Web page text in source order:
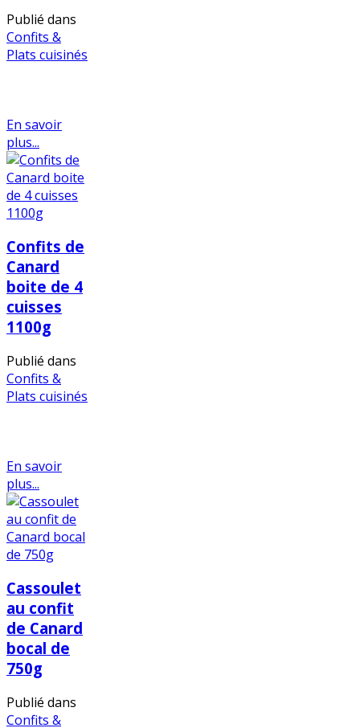
Publié dans
Confits &
Plats cuisinés
En savoir
plus...
Confits de
Canard
boite de 4
cuisses
1100g
Publié dans
Confits &
Plats cuisinés
En savoir
plus...
Cassoulet
au confit
de Canard
bocal de
750g
Publié dans
Confits &